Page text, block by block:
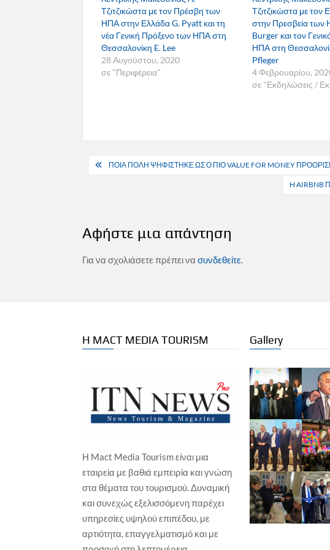
Τζιτζικώστα με τον Πρέσβη των
ΗΠΑ στην Ελλάδα G. Pyatt και τη
νέα Γενική Πρόξενο των ΗΠΑ στη
Θεσσαλονίκη E. Lee
28 Αυγούστου, 2020
σε "Περιφέρεια"
Τζιτζικώστα με τον
στην Πρεσβεία
Burger και τον
ΗΠΑ στη
Pfleger
4 Φεβρουαρίου,
σε "Εκδηλώσεις /
Πλοήγηση
ΠΟΙΑ ΠΟΛΗ ΨΗΦΙΣΤΗΚΕ ΩΣ Ο ΠΙΟ VALUE FOR MONEY
H
Αφήστε μια απάντηση
Για να σχολιάσετε πρέπει νασυνδεθείτε
Η MACT MEDIA TOURISM
Η Mact Media Tourism είναι μια
εταιρεία με βαθιά εμπειρία και γνώση
στα θέματα του τουρισμού. Δυναμική
και συνεχώς εξελισσόμενη παρέχει
υπηρεσίες υψηλού επιπέδου, με
αρτιότητα, επαγγελματισμό και με
Gallery
ΕΠΙΧΕΙΡΗΣΕΙΣ ΞΕΝΟΔΟΧΕΙΑ
Wyndham Hotels & Resorts – Νέο
TRYP by Wyndham στη Χάγη, σε
ιστορικό παραθαλάσσιο
ξενοδοχείο
Γιώργος Καραχρήστος 7 Αυγούστου, 2026
ΕΠΙΧΕΙΡΗΣΕΙΣ
Isla Brown
Γαστρονομία
Γιώργος